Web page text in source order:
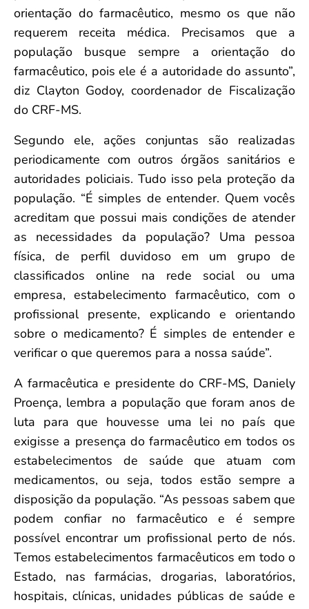
orientação do farmacêutico, mesmo os que não
requerem receita médica. Precisamos que a
população busque sempre a orientação do
farmacêutico, pois ele é a autoridade do assunto”,
diz Clayton Godoy, coordenador de Fiscalização
do CRF-MS.
Segundo ele, ações conjuntas são realizadas
periodicamente com outros órgãos sanitários e
autoridades policiais. Tudo isso pela proteção da
população. “É simples de entender. Quem vocês
acreditam que possui mais condições de atender
as necessidades da população? Uma pessoa
física, de perfil duvidoso em um grupo de
classificados online na rede social ou uma
empresa, estabelecimento farmacêutico, com o
profissional presente, explicando e orientando
sobre o medicamento? É simples de entender e
verificar o que queremos para a nossa saúde”.
A farmacêutica e presidente do CRF-MS, Daniely
Proença, lembra a população que foram anos de
luta para que houvesse uma lei no país que
exigisse a presença do farmacêutico em todos os
estabelecimentos de saúde que atuam com
medicamentos, ou seja, todos estão sempre a
disposição da população. “As pessoas sabem que
podem confiar no farmacêutico e é sempre
possível encontrar um profissional perto de nós.
Temos estabelecimentos farmacêuticos em todo o
Estado, nas farmácias, drogarias, laboratórios,
hospitais, clínicas, unidades públicas de saúde e